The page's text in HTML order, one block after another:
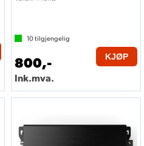
10tilgjengelig
800,-
Ink.mva.
KJØP